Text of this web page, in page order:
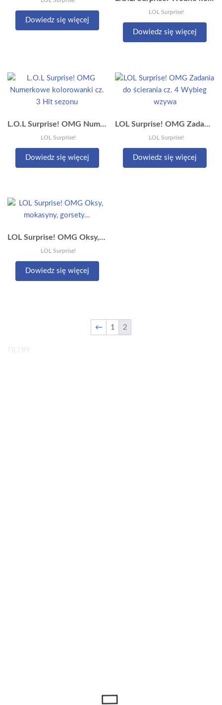
Dowiedz się więcej
LOL Surprise!
Dowiedz się więcej
L.O.L Surprise! OMG Numerkowe kolorowanki cz. 3 Hit sezonu
LOL Surprise!
Dowiedz się więcej
LOL Surprise! OMG Zadania do ścierania cz. 4 Wybieg wzywa
LOL Surprise!
Dowiedz się więcej
LOL Surprise! OMG Oksy, mokasyny, gorsety…
LOL Surprise!
Dowiedz się więcej
← 1 2